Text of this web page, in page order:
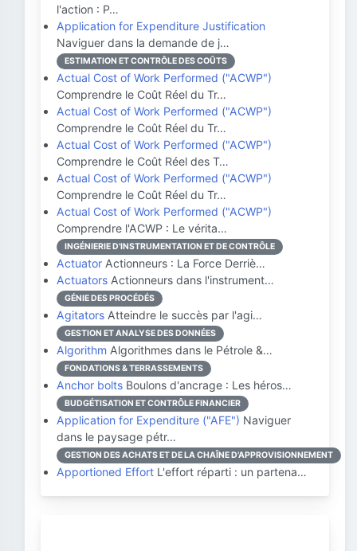
l'action : P…
Application for Expenditure Justification
Naviguer dans la demande de j…
ESTIMATION ET CONTRÔLE DES COÛTS
Actual Cost of Work Performed ("ACWP")
Comprendre le Coût Réel du Tr…
Actual Cost of Work Performed ("ACWP")
Comprendre le Coût Réel du Tr…
Actual Cost of Work Performed ("ACWP")
Comprendre le Coût Réel des T…
Actual Cost of Work Performed ("ACWP")
Comprendre le Coût Réel du Tr…
Actual Cost of Work Performed ("ACWP")
Comprendre l'ACWP : Le vérita…
INGÉNIERIE D'INSTRUMENTATION ET DE CONTRÔLE
Actuator Actionneurs : La Force Derriè…
Actuators Actionneurs dans l'instrument…
GÉNIE DES PROCÉDÉS
Agitators Atteindre le succès par l'agi…
GESTION ET ANALYSE DES DONNÉES
Algorithm Algorithmes dans le Pétrole &…
FONDATIONS & TERRASSEMENTS
Anchor bolts Boulons d'ancrage : Les héros…
BUDGÉTISATION ET CONTRÔLE FINANCIER
Application for Expenditure ("AFE") Naviguer
dans le paysage pétr…
GESTION DES ACHATS ET DE LA CHAÎNE D'APPROVISIONNEMENT
Apportioned Effort L'effort réparti : un partena…